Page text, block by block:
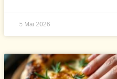
5 Mai 2026